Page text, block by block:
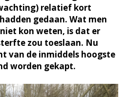
relatief kort
gedaan. Wat men
kon weten, is dat er
zou toeslaan. Nu
van de inmiddels hoogste
worden gekapt.